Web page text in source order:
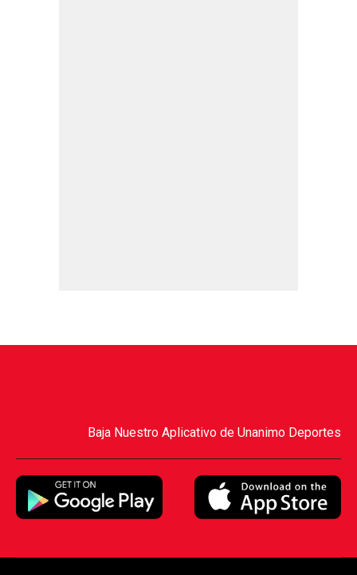
Baja Nuestro Aplicativo de Unanimo Deportes